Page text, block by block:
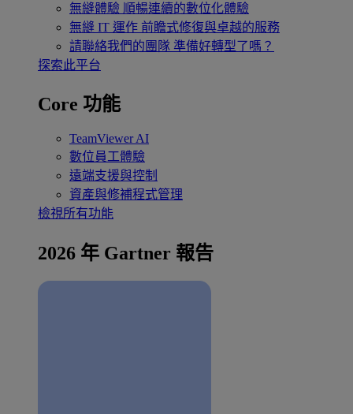
無縫體驗 順暢連續的數位化體驗
無縫 IT 運作 前瞻式修復與卓越的服務
請聯絡我們的團隊 準備好轉型了嗎？
探索此平台
Core 功能
TeamViewer AI
數位員工體驗
遠端支援與控制
資產與修補程式管理
檢視所有功能
2026 年 Gartner 報告